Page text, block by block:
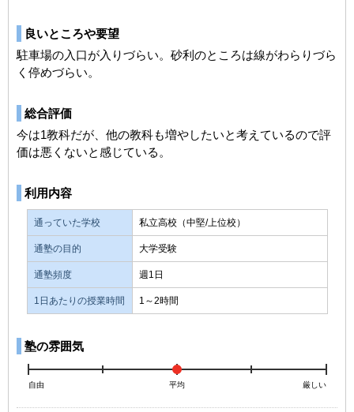
良いところや要望
駐車場の入口が入りづらい。砂利のところは線がわらりづら
く停めづらい。
総合評価
今は1教科だが、他の教科も増やしたいと考えているので評
価は悪くないと感じている。
利用内容
通っていた学校 私立高校（中堅/上位校）
通塾の目的 大学受験
通塾頻度 週1日
1日あたりの授業時間 1～2時間
塾の雰囲気
自由 平均 厳しい